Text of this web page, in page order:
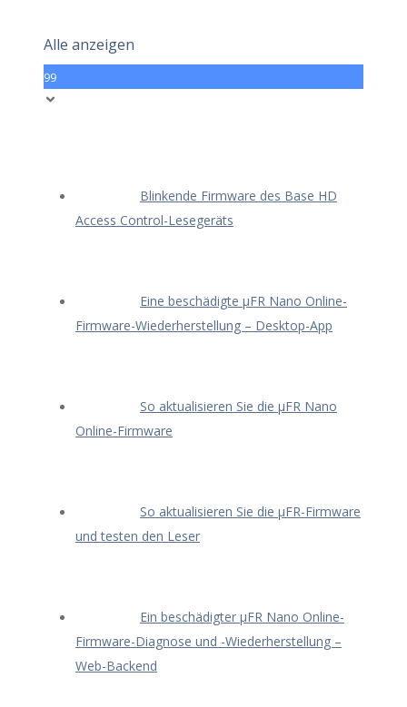
Alle anzeigen
99
Blinkende Firmware des Base HD
Access Control-Lesegeräts
Eine beschädigte μFR Nano Online-
Firmware-Wiederherstellung – Desktop-App
So aktualisieren Sie die μFR Nano
Online-Firmware
So aktualisieren Sie die μFR-Firmware
und testen den Leser
Ein beschädigter μFR Nano Online-
Firmware-Diagnose und -Wiederherstellung –
Web-Backend